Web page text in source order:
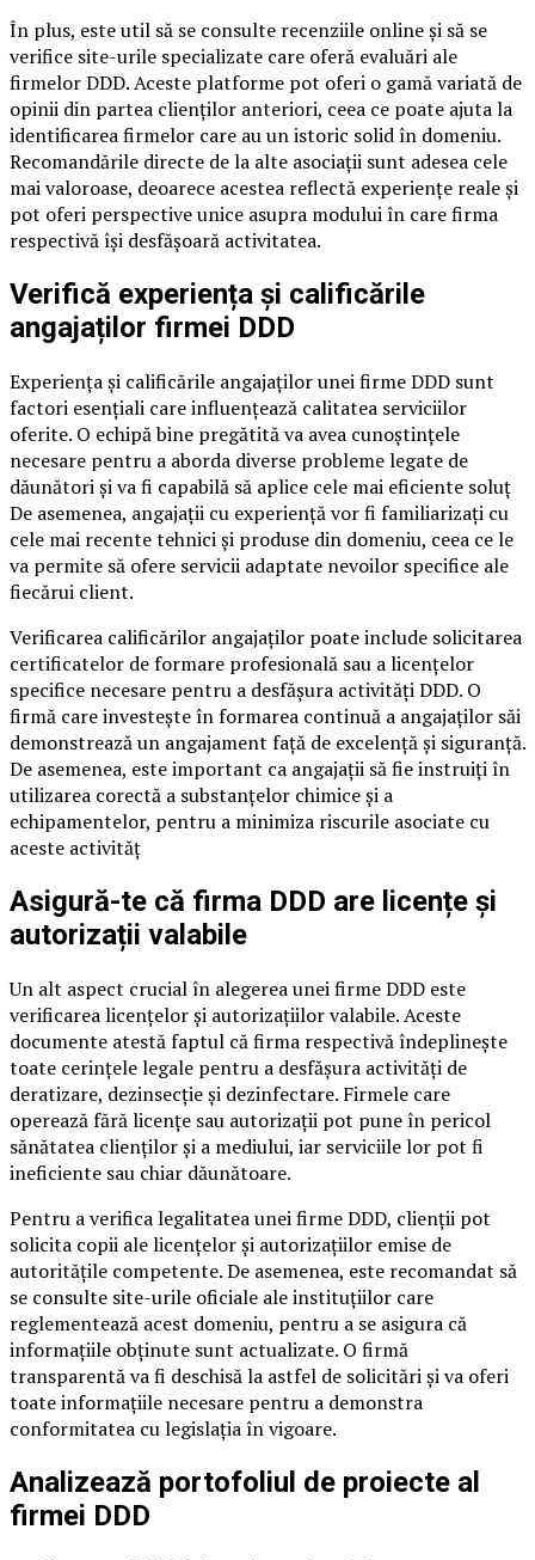
În plus, este util să se consulte recenziile online și să se
verifice site-urile specializate care oferă evaluări ale
firmelor DDD. Aceste platforme pot oferi o gamă variată de
opinii din partea clienților anteriori, ceea ce poate ajuta la
identificarea firmelor care au un istoric solid în domeniu.
Recomandările directe de la alte asociații sunt adesea cele
mai valoroase, deoarece acestea reflectă experiențe reale și
pot oferi perspective unice asupra modului în care firma
respectivă își desfășoară activitatea.
Verifică experiența și calificările
angajaților firmei DDD
Experiența și calificările angajaților unei firme DDD sunt
factori esențiali care influențează calitatea serviciilor
oferite. O echipă bine pregătită va avea cunoștințele
necesare pentru a aborda diverse probleme legate de
dăunători și va fi capabilă să aplice cele mai eficiente soluț
De asemenea, angajații cu experiență vor fi familiarizați cu
cele mai recente tehnici și produse din domeniu, ceea ce le
va permite să ofere servicii adaptate nevoilor specifice ale
fiecărui client.
Verificarea calificărilor angajaților poate include solicitarea
certificatelor de formare profesională sau a licențelor
specifice necesare pentru a desfășura activități DDD. O
firmă care investește în formarea continuă a angajaților săi
demonstrează un angajament față de excelență și siguranță.
De asemenea, este important ca angajații să fie instruiți în
utilizarea corectă a substanțelor chimice și a
echipamentelor, pentru a minimiza riscurile asociate cu
aceste activităț
Asigură-te că firma DDD are licențe și
autorizații valabile
Un alt aspect crucial în alegerea unei firme DDD este
verificarea licențelor și autorizațiilor valabile. Aceste
documente atestă faptul că firma respectivă îndeplinește
toate cerințele legale pentru a desfășura activități de
deratizare, dezinsecție și dezinfectare. Firmele care
operează fără licențe sau autorizații pot pune în pericol
sănătatea clienților și a mediului, iar serviciile lor pot fi
ineficiente sau chiar dăunătoare.
Pentru a verifica legalitatea unei firme DDD, clienții pot
solicita copii ale licențelor și autorizațiilor emise de
autoritățile competente. De asemenea, este recomandat să
se consulte site-urile oficiale ale instituțiilor care
reglementează acest domeniu, pentru a se asigura că
informațiile obținute sunt actualizate. O firmă
transparentă va fi deschisă la astfel de solicitări și va oferi
toate informațiile necesare pentru a demonstra
conformitatea cu legislația în vigoare.
Analizează portofoliul de proiecte al
firmei DDD